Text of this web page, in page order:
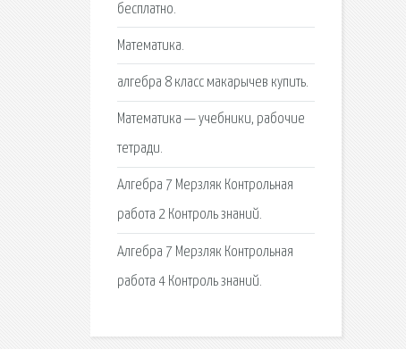
бесплатно.
Математика.
алгебра 8 класс макарычев купить.
Математика — учебники, рабочие
тетради.
Алгебра 7 Мерзляк Контрольная
работа 2 Контроль знаний.
Алгебра 7 Мерзляк Контрольная
работа 4 Контроль знаний.